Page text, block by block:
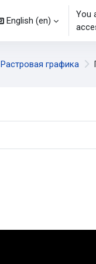
English ‎(en)‎
You
Растровая графика